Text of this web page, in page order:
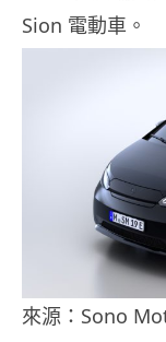
Sion 電動車。
來源：Sono